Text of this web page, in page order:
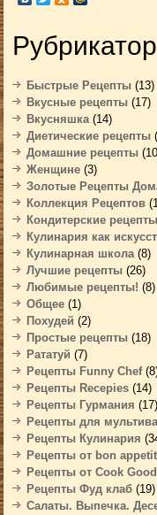
Рубрикатор
Быстрые Рецепты (13)
Вкусные рецепты (17)
Вкусняшка(14)
Диетические рецепты
Домашние рецепты
Женщине (3)
Золотые Рецепты
Коллекция Рецептов
Кондитерские рецепты
Кулинария как
Кулинарная школа(8)
Лучшие рецепты (26)
Любимые рецепты! (8)
Общее (1)
Похудей (2)
Простые рецепты (18)
Рататуй (7)
Рецепты Funny Chef
Рецепты Recepies (14)
Рецепты Гурмания (17)
Рецепты для
Рецепты Кулинария
Рецепты от bon appetit
Рецепты от Cook Good
Рецепты Фуд клаб (19)
Салаты. Выпечка.